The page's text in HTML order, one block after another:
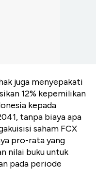
juga menyepakati
12% kepemilikan
kepada
tanpa biaya apa
saham FCX
pro-rata yang
nilai buku untuk
pada periode